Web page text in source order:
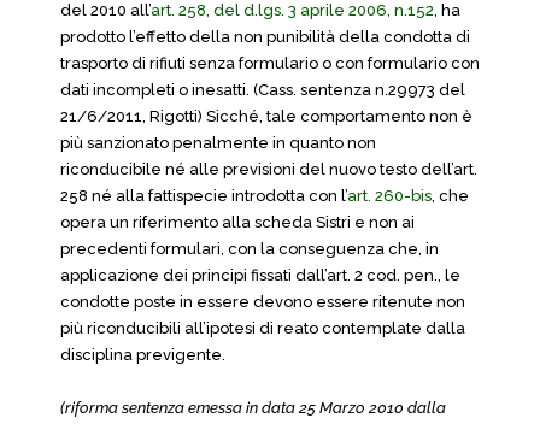
del 2010 all’art. 258, del d.lgs. 3 aprile 2006, n.152, ha
prodotto l’effetto della non punibilità della condotta di
trasporto di rifiuti senza formulario o con formulario con
dati incompleti o inesatti. (Cass. sentenza n.29973 del
21/6/2011, Rigotti) Sicché, tale comportamento non è
più sanzionato penalmente in quanto non
riconducibile né alle previsioni del nuovo testo dell’art.
258 né alla fattispecie introdotta con l’art. 260-bis, che
opera un riferimento alla scheda Sistri e non ai
precedenti formulari, con la conseguenza che, in
applicazione dei principi fissati dall’art. 2 cod. pen., le
condotte poste in essere devono essere ritenute non
più riconducibili all’ipotesi di reato contemplate dalla
disciplina previgente.
(riforma sentenza emessa in data 25 Marzo 2010 dalla